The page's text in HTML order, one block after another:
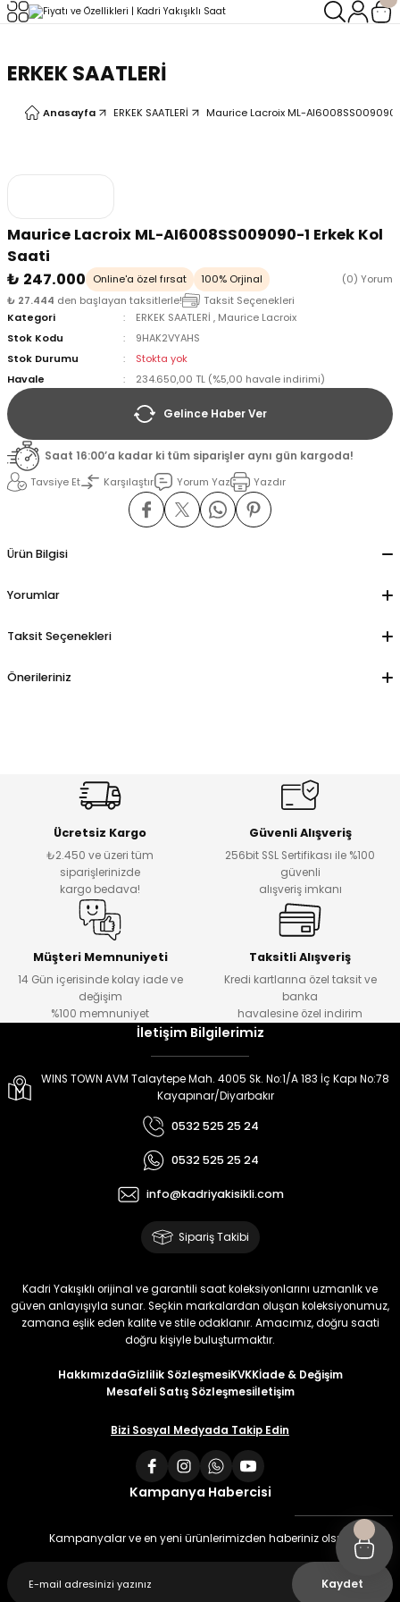
ERKEK SAATLERİ
Anasayfa ERKEK SAATLERİ Maurice Lacroix ML-
Maurice Lacroix ML-AI6008SS009090-1 Erkek Kol
Saati
₺ 247.000
Online'a özel fırsat 100% Orjinal
(0) Yorum
₺ 27.444 den başlayan taksitlerle!
Taksit Seçenekleri
Kategori
ERKEK SAATLERİ , Maurice Lacroix
Stok Kodu
9HAK2VYAHS
Stok Durumu
Stokta yok
Havale
234.650,00 TL (%5,00 havale indirimi)
Gelince Haber Ver
Saat 16:00’a kadar ki tüm siparişler aynı gün kargoda!
Tavsiye Et
Karşılaştır Yorum Yaz Yazdır
Ürün Bilgisi
Yorumlar
Taksit Seçenekleri
Önerileriniz
Ücretsiz Kargo
₺2.450 ve üzeri tüm
siparişlerinizde
kargo bedava!
Güvenli Alışveriş
256bit SSL Sertifikası ile %100
güvenli
alışveriş imkanı
Müşteri Memnuniyeti
14 Gün içerisinde kolay iade ve
değişim
%100 memnuniyet
Taksitli Alışveriş
Kredi kartlarına özel taksit ve
banka
havalesine özel indirim
İletişim Bilgilerimiz
WINS TOWN AVM Talaytepe Mah. 4005 Sk. No:1/A 183 İç Kapı No:78
Kayapınar/Diyarbakır
0532 525 25 24
0532 525 25 24
info@kadriyakisikli.com
Sipariş Takibi
Kadri Yakışıklı orijinal ve garantili saat koleksiyonlarını uzmanlık ve
güven anlayışıyla sunar. Seçkin markalardan oluşan koleksiyonumuz,
zamana eşlik eden kalite ve stile odaklanır. Amacımız, doğru saati
doğru kişiyle buluşturmaktır.
HakkımızdaGizlilik SözleşmesiKVKKİade & Değişim
Mesafeli Satış Sözleşmesiİletişim
Bizi Sosyal Medyada Takip Edin
Kampanya Habercisi
Kampanyalar ve en yeni ürünlerimizden haberiniz olsun
Kaydet
Geri Dön
Geri Dön